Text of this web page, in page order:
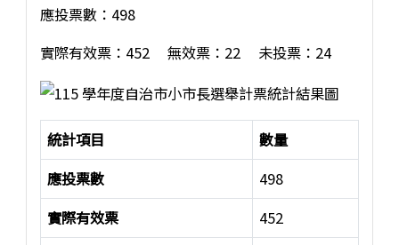
應投票數：498
實際有效票：452 無效票：22 未投票：24
統計項目
數量
應投票數
498
實際有效票
452